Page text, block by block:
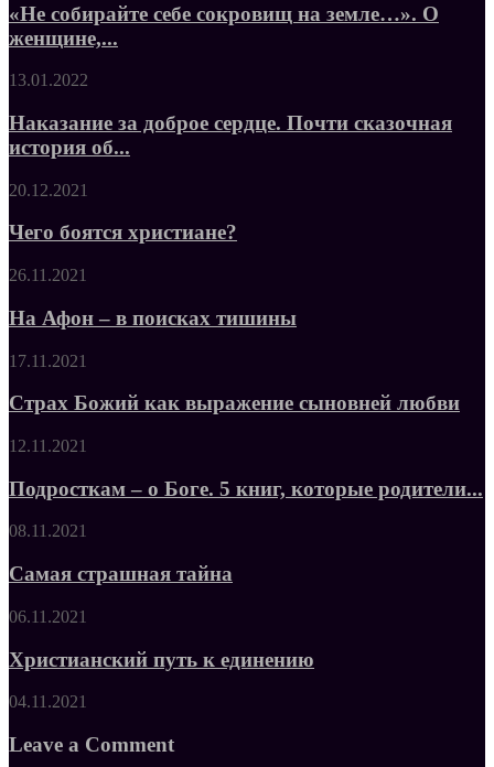
«Не собирайте себе сокровищ на земле…». О
женщине,...
13.01.2022
Наказание за доброе сердце. Почти сказочная
история об...
20.12.2021
Чего боятся христиане?
26.11.2021
На Афон – в поисках тишины
17.11.2021
Страх Божий как выражение сыновней любви
12.11.2021
Подросткам – о Боге. 5 книг, которые родители...
08.11.2021
Самая страшная тайна
06.11.2021
Христианский путь к единению
04.11.2021
Leave a Comment